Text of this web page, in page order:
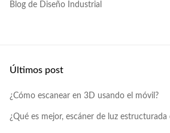
Blog de Diseño Industrial
Últimos post
¿Cómo escanear en 3D usando el móvil?
¿Qué es mejor, escáner de luz